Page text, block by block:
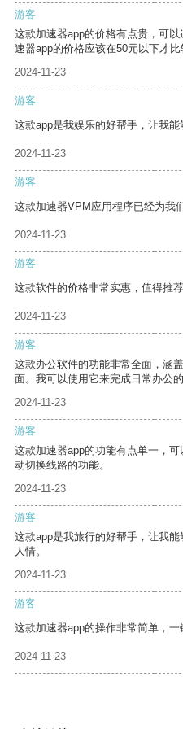
游客
这款加速器app的价格有点贵，可
速器app的价格应该在50元以下才比
2024-11-23
游客
这款app是我娱乐的好帮手，让我能
2024-11-23
游客
这款加速器VPM应用程序已经为我
2024-11-23
游客
这款软件的价格非常实惠，值得推荐
2024-11-23
游客
这款办公软件的功能非常全面，涵
面。我可以使用它来完成日常办公
2024-11-23
游客
这款加速器app的功能有点单一，
动切换线路的功能。
2024-11-23
游客
这款app是我旅行的好帮手，让我
人情。
2024-11-23
游客
这款加速器app的操作非常简单，一
2024-11-23